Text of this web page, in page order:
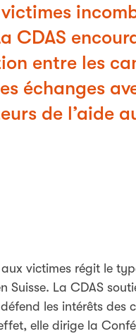
CDAS
entre les
échanges
de l’aide
aux victimes régit le
Suisse. La CDAS
les intérêts des
elle dirige la